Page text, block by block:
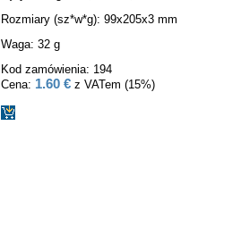
Rozmiary (sz*w*g): 99x205x3 mm
Waga: 32 g
Kod zamówienia: 194
Cena: 1.60 € z VATem (15%)